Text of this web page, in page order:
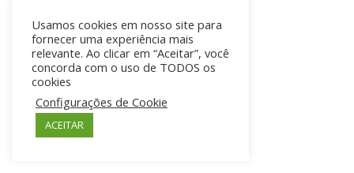
Usamos cookies em nosso site para
fornecer uma experiência mais
relevante. Ao clicar em “Aceitar”, você
concorda com o uso de TODOS os
cookies
Configurações de Cookie
ACEITAR